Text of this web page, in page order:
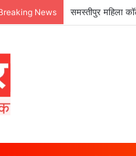
News समस्तीपुर महिला